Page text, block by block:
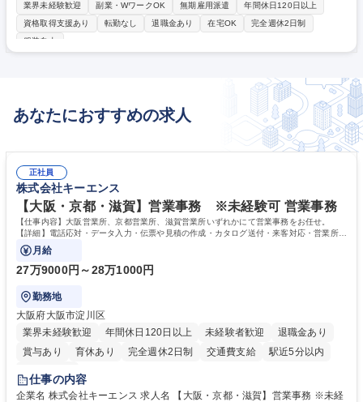
業務全般をお任せします。未経験からでもOJTで丁寧に育成します。【業
務内容の変更範囲】当社の指定する業務 ■ラベル等の版下データの作成（I
llustrator使用） ■線画作成などの簡単なデザイン作業（Illustrator使用） ■
デザインアシスタント/Illustrator経験者募集！/無期雇用派遣
業界未経験歓迎 副業・WワークOK 無期雇用派遣
年間休日120日以上
資格取得支援あり
転勤なし 退職金あり 在宅OK
完全週休2日制
服装自由
あなたにおすすめの求人
正社員
株式会社キーエンス
【大阪・京都・滋賀】営業事務 ※未経験可 営業事務
【仕事内容】大阪営業所、京都営業所、滋賀営業所いずれかにて営業事務をお任せ。
【詳細】電話応対・データ入力・伝票や見積の作成・カタログ送付・来客対応・営業所内
で発生する事務業務や業務改善をお任せ。
月給
27万9000円～28万1000円
勤務地
大阪府大阪市淀川区
業界未経験歓迎
年間休日120日以上 未経験者歓迎
退職金あり
賞与あり
育休あり 完全週休2日制 交通費支給
駅近5分以内
土日祝休み
仕事の内容
企業名 株式会社キーエンス 求人名 【大阪・京都・滋賀】営業事務 ※未経